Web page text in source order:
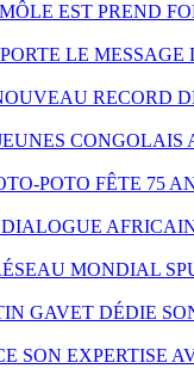
EST PREND
LE
RECORD
POTO FÊTE 75
MONDIAL
GAVET DÉDIE
SON EXPERTISE